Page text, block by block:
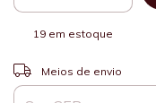
19em estoque
Entregas para o CEP:
Meios de envio